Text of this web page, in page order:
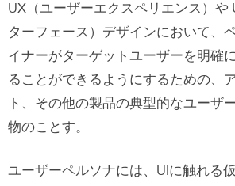
ステップ2：デモグラフィッ
加する
ステップ4：欲求と希望を特
ステップ5：頻繁に見直して
UX または UIデザインのた
UX（ユーザーエクスペリエンス）や
ターフェース）デザインにおいて、
イナーがターゲットユーザーを明確
ることができるようにするための、
ト、その他の製品の典型的なユーザ
物のことす。
ユーザーペルソナには、UIに触れる